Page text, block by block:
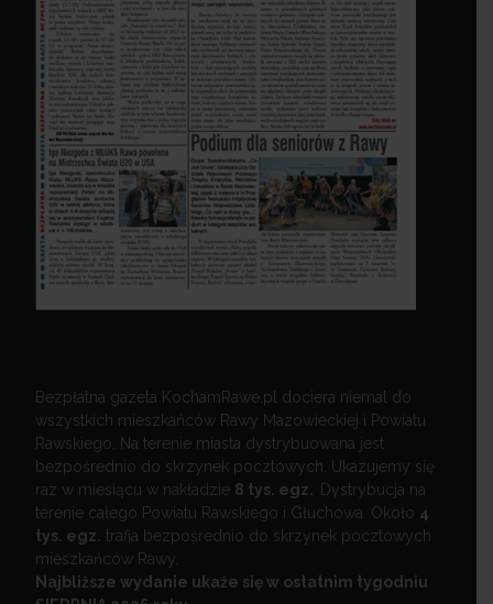
Bezpłatna gazeta KochamRawe.pl dociera niemal do
wszystkich mieszkańców Rawy Mazowieckiej i Powiatu
Rawskiego. Na terenie miasta dystrybuowana jest
bezpośrednio do skrzynek pocztowych. Ukazujemy się
raz w miesiącu w nakładzie 8 tys. egz.
Dystrybucja na
terenie całego Powiatu Rawskiego i Głuchowa. Około 4
tys. egz. trafia bezpośrednio do skrzynek pocztowych
mieszkańców Rawy.
Najbliższe wydanie ukaże się w ostatnim tygodniu